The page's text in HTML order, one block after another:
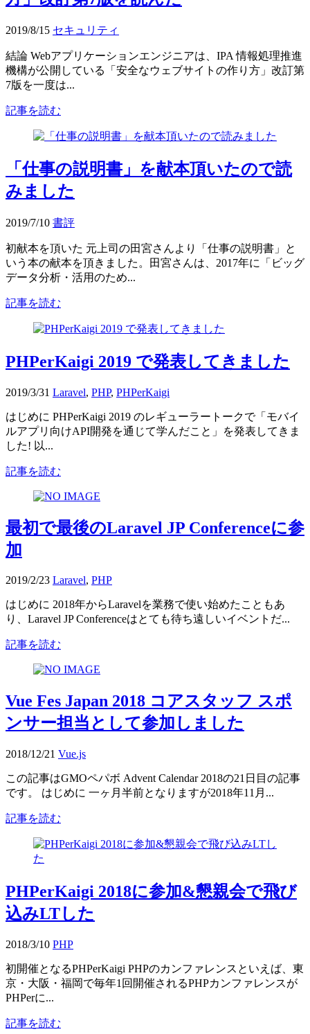
2019/8/15 セキュリティ
結論 Webアプリケーションエンジニアは、IPA 情報処理推進
機構が公開している「安全なウェブサイトの作り方」改訂第
7版を一度は...
記事を読む
「仕事の説明書」を献本頂いたので読
みました
2019/7/10 書評
初献本を頂いた 元上司の田宮さんより「仕事の説明書」と
いう本の献本を頂きました。田宮さんは、2017年に「ビッグ
データ分析・活用のため...
記事を読む
PHPerKaigi 2019 で発表してきました
2019/3/31 Laravel, PHP, PHPerKaigi
はじめに PHPerKaigi 2019 のレギューラートークで「モバイ
ルアプリ向けAPI開発を通じて学んだこと」を発表してきま
した! 以...
記事を読む
最初で最後のLaravel JP Conferenceに参
加
2019/2/23 Laravel, PHP
はじめに 2018年からLaravelを業務で使い始めたこともあ
り、Laravel JP Conferenceはとても待ち遠しいイベントだ...
記事を読む
Vue Fes Japan 2018 コアスタッフ スポ
ンサー担当として参加しました
2018/12/21 Vue.js
この記事はGMOペパボ Advent Calendar 2018の21日目の記事
です。 はじめに 一ヶ月半前となりますが2018年11月...
記事を読む
PHPerKaigi 2018に参加&懇親会で飛び
込みLTした
2018/3/10 PHP
初開催となるPHPerKaigi PHPのカンファレンスといえば、東
京・大阪・福岡で毎年1回開催されるPHPカンファレンスが
PHPerに...
記事を読む